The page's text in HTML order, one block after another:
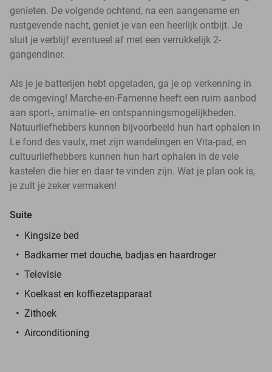
genieten. De volgende ochtend, na een aangename en
rustgevende nacht, geniet je van een heerlijk ontbijt. Je
sluit je verblijf eventueel af met een verrukkelijk 2-
gangendiner.
Als je je batterijen hebt opgeladen, ga je op verkenning in
de omgeving! Marche-en-Famenne heeft een ruim aanbod
aan sport-, animatie- en ontspanningsmogelijkheden.
Natuurliefhebbers kunnen bijvoorbeeld hun hart ophalen in
Le fond des vaulx, met zijn wandelingen en Vita-pad, en
cultuurliefhebbers kunnen hun hart ophalen in de vele
kastelen die hier en daar te vinden zijn. Wat je plan ook is,
je zult je zeker vermaken!
Suite
Kingsize bed
Badkamer met douche, badjas en haardroger
Televisie
Koelkast en koffiezetapparaat
Zithoek
Airconditioning